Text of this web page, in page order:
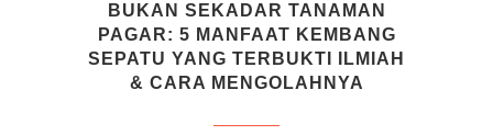
BUKAN SEKADAR TANAMAN
PAGAR: 5 MANFAAT KEMBANG
SEPATU YANG TERBUKTI ILMIAH
& CARA MENGOLAHNYA